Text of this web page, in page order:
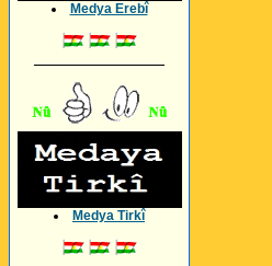
Medya Erebî
Medya Tirkî